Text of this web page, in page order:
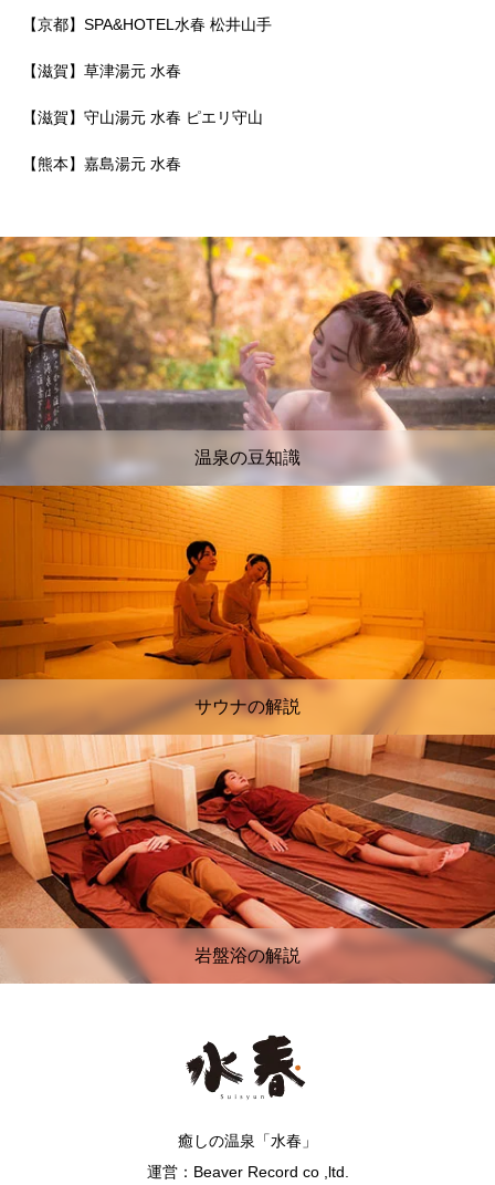
【京都】SPA&HOTEL水春 松井山手
【滋賀】草津湯元 水春
【滋賀】守山湯元 水春 ピエリ守山
【熊本】嘉島湯元 水春
温泉の豆知識
サウナの解説
岩盤浴の解説
癒しの温泉「水春」
運営：Beaver Record co ,ltd.